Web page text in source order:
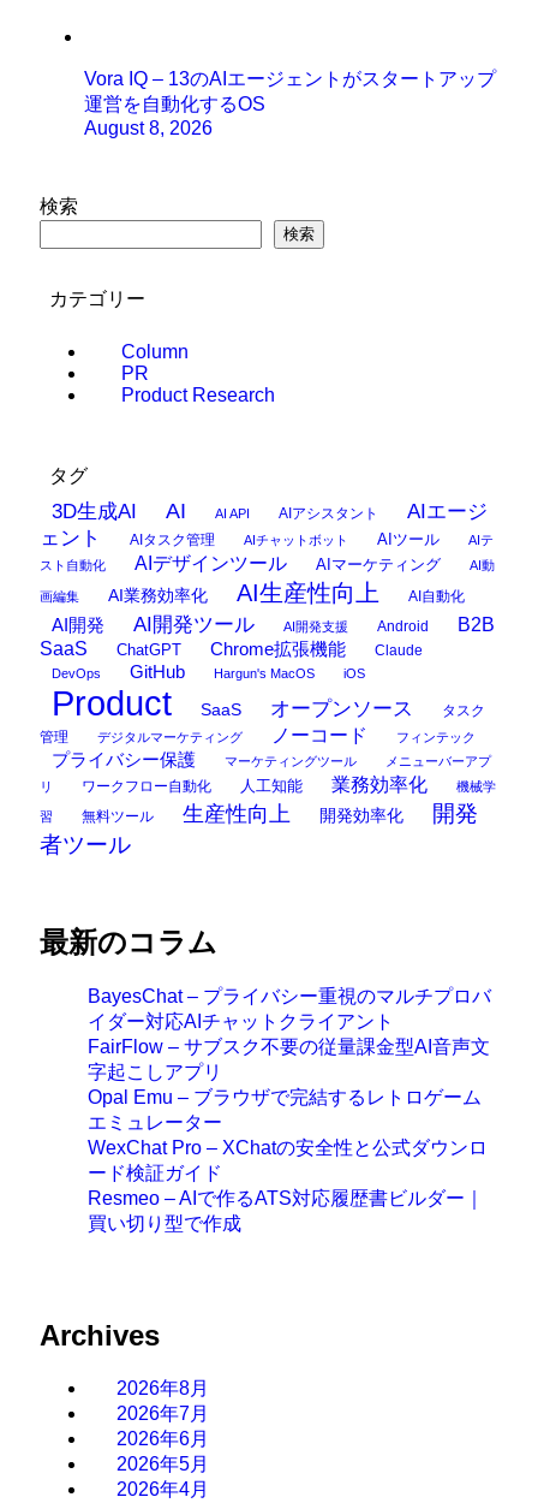
Vora IQ – 13のAIエージェントがスタートアップ
運営を自動化するOS
August 8, 2026
検索
検索
カテゴリー
Column
PR
Product Research
タグ
3D生成AI AI AI API AIアシスタント
AIエージ
ェント
AIタスク管理 AIチャットボット AIツール
AIテ
スト自動化
AIデザインツール AIマーケティング AI動
画編集 AI業務効率化 AI生産性向上 AI自動化
AI開発 AI開発ツール AI開発支援 Android
B2B
SaaS
ChatGPT Chrome拡張機能 Claude
DevOps GitHub Hargun's MacOS iOS
Product SaaS オープンソース
タスク
管理
デジタルマーケティング ノーコード フィンテック
プライバシー保護 マーケティングツール
メニューバーアプ
リ
ワークフロー自動化 人工知能 業務効率化 機械学
習 無料ツール 生産性向上 開発効率化
開発
者ツール
最新のコラム
BayesChat – プライバシー重視のマルチプロバ
イダー対応AIチャットクライアント
FairFlow – サブスク不要の従量課金型AI音声文
字起こしアプリ
Opal Emu – ブラウザで完結するレトロゲーム
エミュレーター
WexChat Pro – XChatの安全性と公式ダウンロ
ード検証ガイド
Resmeo – AIで作るATS対応履歴書ビルダー｜
買い切り型で作成
Archives
2026年8月
2026年7月
2026年6月
2026年5月
2026年4月